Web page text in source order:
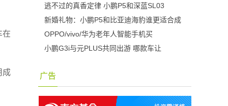
在
成
逃不过的真香定律 小鹏P5和深蓝SL03
新婚礼物：小鹏P5和比亚迪海豹谁更适合成
OPPO/vivo/华为老年人智能手机买
小鹏G3i与元PLUS共同出游 哪款车让
广告